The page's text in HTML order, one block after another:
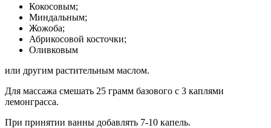
Кокосовым;
Миндальным;
Жожоба;
Абрикосовой косточки;
Оливковым
или другим растительным маслом.
Для массажа смешать 25 грамм базового с 3 каплями
лемонграсса.
При принятии ванны добавлять 7-10 капель.